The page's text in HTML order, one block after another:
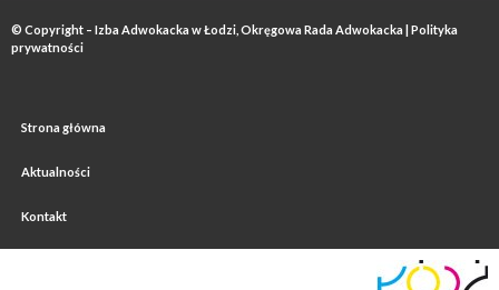
© Copyright – Izba Adwokacka w Łodzi, Okręgowa Rada Adwokacka | Polityka
prywatności
Strona główna
Aktualności
Kontakt